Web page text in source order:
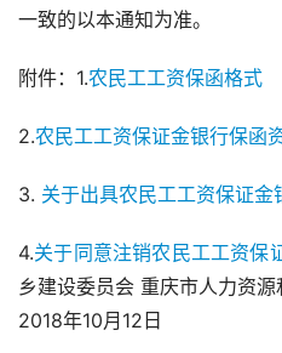
一致的以本通知为准。
附件：1.农民工工资保函格式
2.农民工工资保证金银行保函
3. 关于出具农民工工资保证
4.关于同意注销农民工工资保
乡建设委员会 重庆市人力资
2018年10月12日